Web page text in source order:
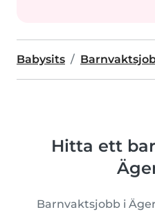
Babysits
Hitta ett
Barnvaktsjobb i